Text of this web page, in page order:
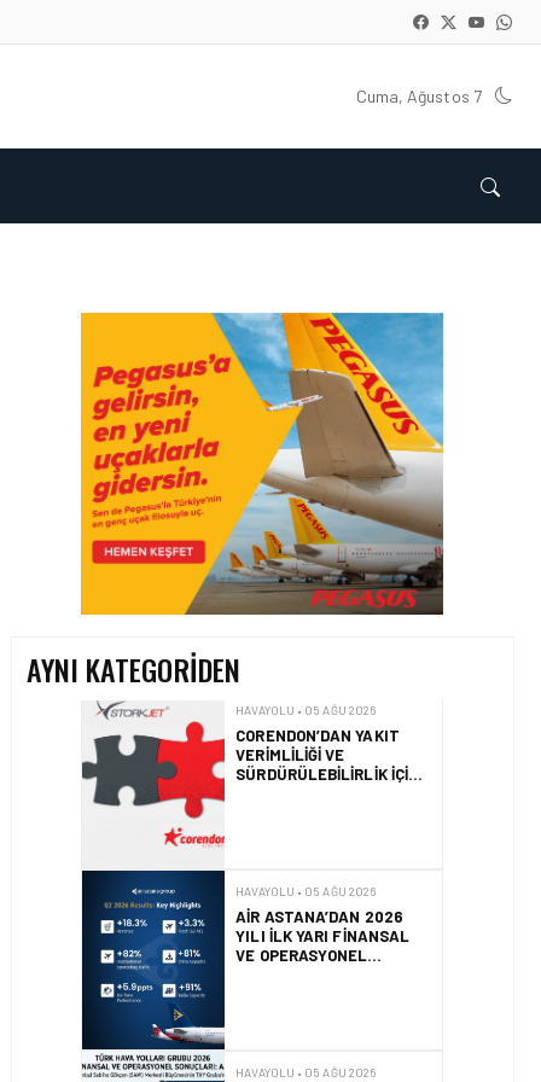
Cuma, Ağustos 7
AYNI KATEGORIDEN
HAVAYOLU • 07 AĞU 2026
SUNEXPRESS’IN ÜÇ GÜN
ÜST ÜSTE GÜNLÜK
YOLCU SAYISI 71 BINI AŞTI
HAVAYOLU • 05 AĞU 2026
CORENDON’DAN YAKIT
VERIMLILIĞI VE
SÜRDÜRÜLEBILIRLIK IÇIN
İŞ BIRLIĞI!
YILI İLK YARI FINANSAL
VE OPERASYONEL
SONUÇLARI!
AJET’IN SABIHA
GÖKÇEN’DEKI PAZAR PAYI
ARTIŞI FINANSAL
SONUÇLARI NASIL